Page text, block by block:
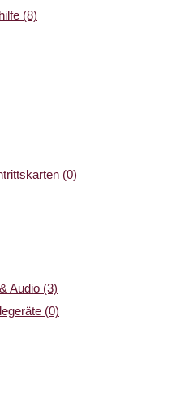
(8)
(0)
Audio (3)
(0)